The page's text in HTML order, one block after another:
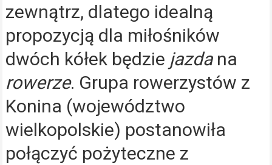
zewnątrz, dlatego idealną
propozycją dla miłośników
dwóch kółek będzie jazdana
rowerze. Grupa rowerzystów z
Konina (województwo
wielkopolskie) postanowiła
połączyć pożyteczne z